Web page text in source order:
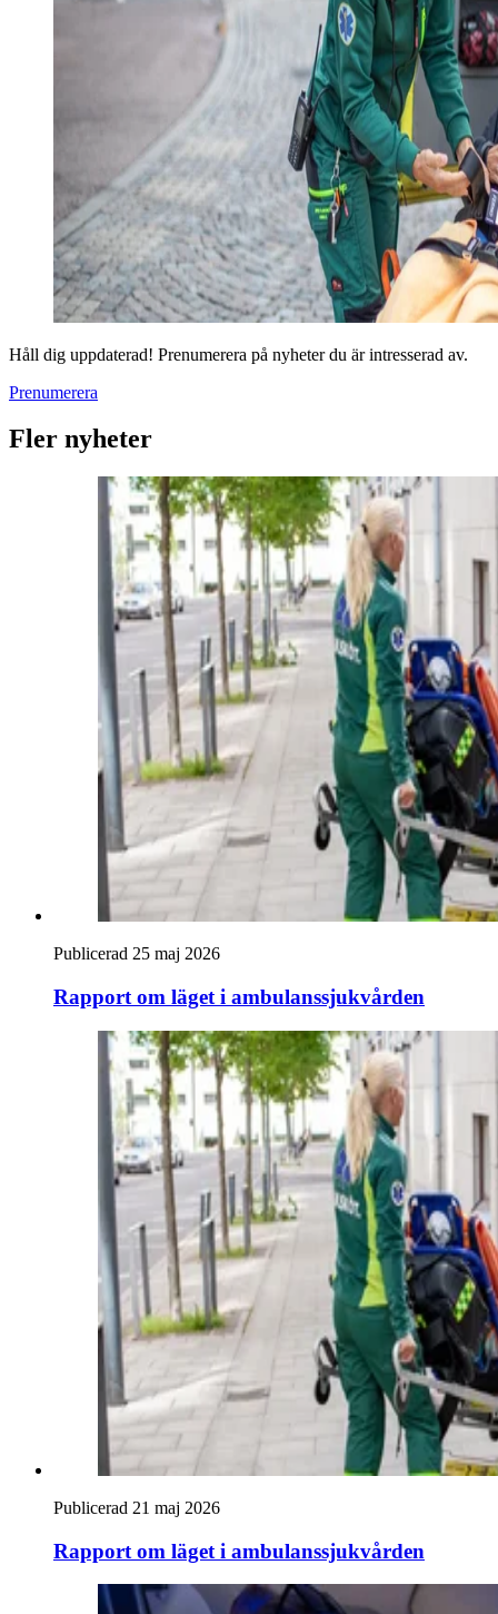
Håll dig uppdaterad! Prenumerera på nyheter du är intresserad av.
Prenumerera
Fler nyheter
Publicerad 25 maj 2026
Rapport om läget i ambulanssjukvården
Publicerad 21 maj 2026
Rapport om läget i ambulanssjukvården